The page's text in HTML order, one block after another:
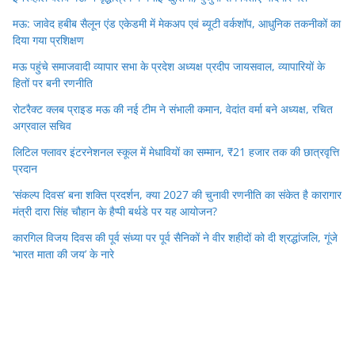
मऊ: जावेद हबीब सैलून एंड एकेडमी में मेकअप एवं ब्यूटी वर्कशॉप, आधुनिक तकनीकों का
दिया गया प्रशिक्षण
मऊ पहुंचे समाजवादी व्यापार सभा के प्रदेश अध्यक्ष प्रदीप जायसवाल, व्यापारियों के
हितों पर बनी रणनीति
रोटरैक्ट क्लब प्राइड मऊ की नई टीम ने संभाली कमान, वेदांत वर्मा बने अध्यक्ष, रचित
अग्रवाल सचिव
लिटिल फ्लावर इंटरनेशनल स्कूल में मेधावियों का सम्मान, ₹21 हजार तक की छात्रवृत्ति
प्रदान
‘संकल्प दिवस’ बना शक्ति प्रदर्शन, क्या 2027 की चुनावी रणनीति का संकेत है कारागार
मंत्री दारा सिंह चौहान के हैप्पी बर्थडे पर यह आयोजन?
कारगिल विजय दिवस की पूर्व संध्या पर पूर्व सैनिकों ने वीर शहीदों को दी श्रद्धांजलि, गूंजे
‘भारत माता की जय’ के नारे